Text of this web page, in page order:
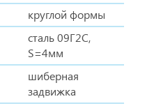
круглой формы
сталь 09Г2С,
S=4мм
шиберная
задвижка